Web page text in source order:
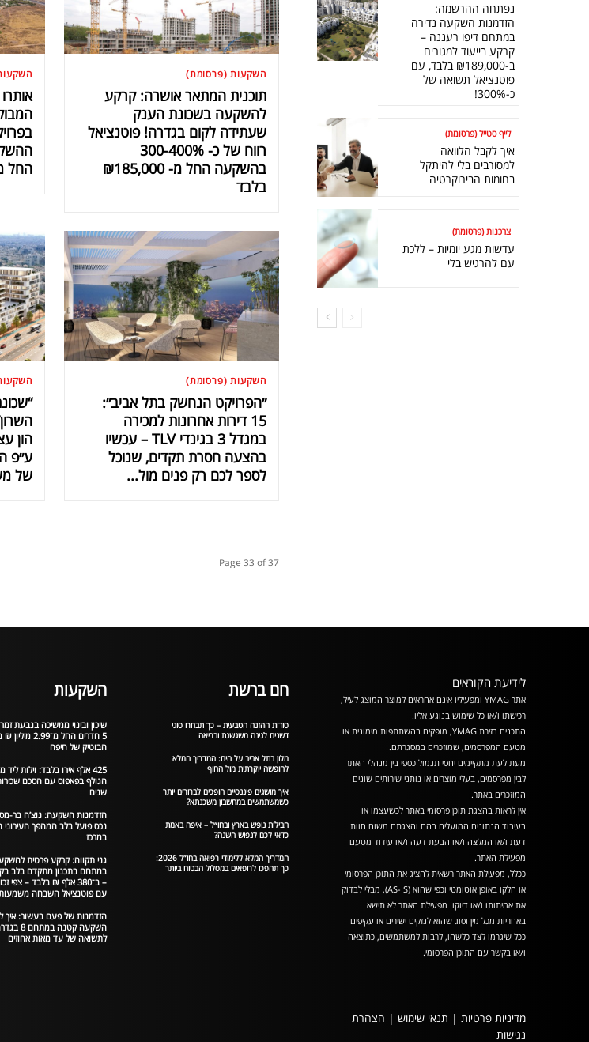
השקעות (פרסומת)
תוכנית המתאר אושרה: קרקע
להשקעה בשכונת הענק
שעתידה לקום בגדרה! פוטנציאל
רווח של כ- 300-400%
בהשקעה החל מ- ₪185,000
בלבד
החל מ –
השקעות (פרסומת)
״הפרויקט הנחשק בתל אביב״:
15 דירות אחרונות למכירה
במגדל 3 בגינדי TLV – עכשיו
בהצעה חסרת תקדים, שנוכל
לספר לכם רק פנים מול...
ע״פ
של
Page 33 of 37
נפתחה ההרשמה:
הזדמנות השקעה נדירה
במתחם דיפו רעננה –
קרקע בייעוד למגורים
ב-₪189,000 בלבד, עם
פוטנציאל תשואה של
כ-300%!
לייף סטייל (פרסומת)
איך לקבל הלוואה
למסורבים בלי להיתקל
בחומות הבירוקרטיה
צרכנות (פרסומת)
עדשות מגע יומיות – ללכת
עם להרגיש בלי
השקעות
שיכון ובינוי ממשיכה בגבעת
5 חדרים החל מ־2.99
הבוטיק של חיפה
425 אלף אירו בלבד: וילות ליד
שנים
הזדמנות השקעה: נוצ’ה בר-
נכס פועל בלב המהפך העירוני
במרכז
גני תקווה: קרקע פרטית
במתחם בתכנון מתקדם בלב
– ב־380 אלף ₪ בלבד – צפי
עם פוטנציאל השבחה
הזדמנות של פעם בעשור: איך
השקעה קטנה במתחם 8
לתשואה של עד מאות אחוזים
חם ברשת
סודות ההזנה הטבעית – כך תבחרו סוגי
דשנים לגינה משגשגת ובריאה
מלון בתל אביב על הים: המדריך המלא
לחופשה יוקרתית מול החוף
איך מושגים פיננסיים הופכים לברורים יותר
כשמשתמשים במחשבון משכנתא?
חבילות נופש בארץ ובחו״ל – איפה באמת
כדאי לכם לנפוש השנה?
המדריך המלא ללימודי רפואה בחו”ל 2026:
כך תהפכו לרופאים במסלול הבטוח ביותר
לידיעת הקוראים
אתר YMAG ומפעיליו אינם אחראים למוצר המוצג לעיל,
רכישתו ו/או כל שימוש בנוגע אליו.
התכנים בזירת YMAG, מופקים בהשתתפות מימונית או
מטעם המפרסמים, שמוזכרים במסגרתם.
מעת לעת מתקיימים יחסי תגמול כספי בין מנהלי האתר
לבין מפרסמים, בעלי מוצרים או נותני שירותים שונים
המוזכרים באתר.
אין לראות בהצגת תוכן פרסומי באתר לכשעצמו או
בעיבוד הנתונים המועלים בהם והצגתם משום חוות
דעת ו/או המלצה ו/או הבעת דעה ו/או עידוד מטעם
מפעילת האתר.
ככלל, מפעילת האתר רשאית להציג את התוכן הפרסומי
או חלקו באופן אוטומטי וכפי שהוא (AS-IS), מבלי לבדוק
את אמיתותו ו/או דיוקו. מפעילת האתר לא תישא
באחריות מכל מין וסוג שהוא לנזקים ישירים או עקיפים
ככל שיגרמו לצד כלשהו, לרבות למשתמשים, כתוצאה
ו/או בקשר עם התוכן הפרסומי.
מדיניות פרטיות | תנאי שימוש | הצהרת
נגישות